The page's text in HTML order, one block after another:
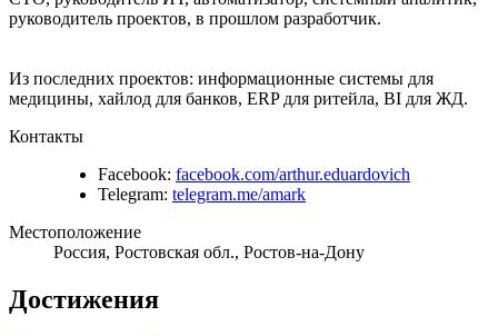
руководитель проектов, в прошлом разработчик.
Из последних проектов: информационные системы для
медицины, хайлод для банков, ERP для ритейла, BI для ЖД.
Контакты
Facebook: facebook.com/arthur.eduardovich
Telegram: telegram.me/amark
Местоположение
Россия, Ростовская обл., Ростов-на-Дону
Достижения